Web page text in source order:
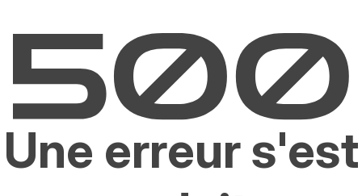
Une erreur s'est